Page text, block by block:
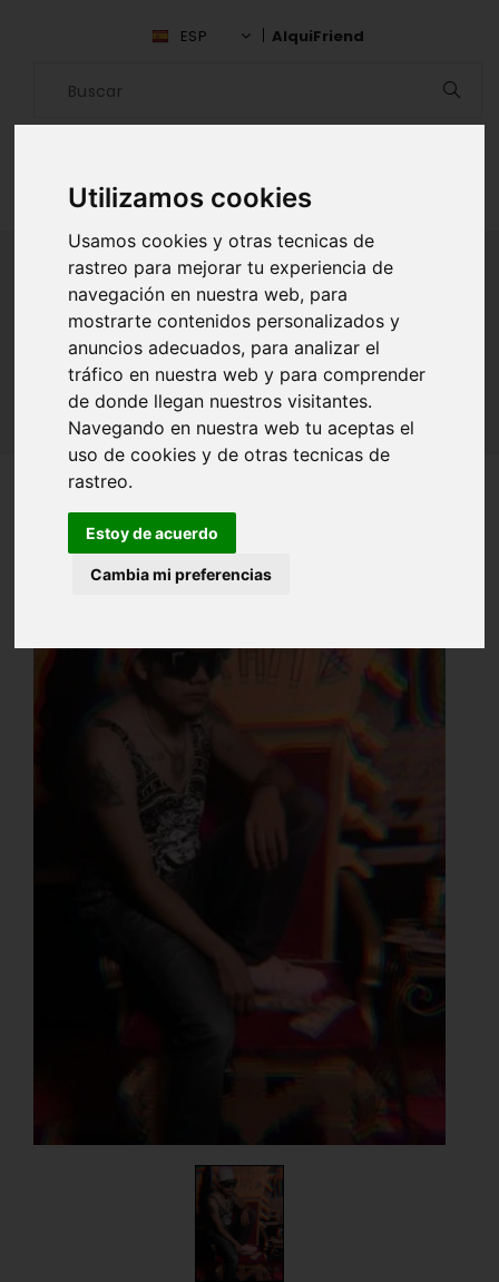
Utilizamos cookies
Usamos cookies y otras tecnicas de
rastreo para mejorar tu experiencia de
navegación en nuestra web, para
mostrarte contenidos personalizados y
anuncios adecuados, para analizar el
tráfico en nuestra web y para comprender
de donde llegan nuestros visitantes.
Navegando en nuestra web tu aceptas el
uso de cookies y de otras tecnicas de
rastreo.
Estoy de acuerdo
Cambia mi preferencias
ESP AlquiFriend
ALQUILAR AMIGO
Inicio Baja California Alberto Magan